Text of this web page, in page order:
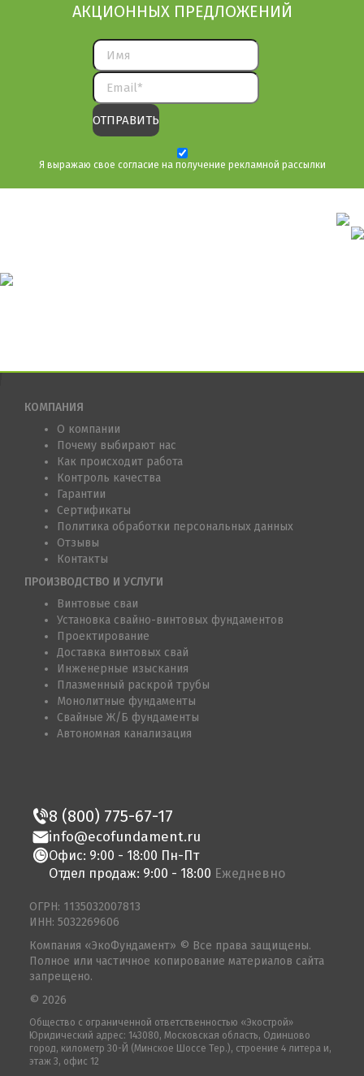
АКЦИОННЫХ ПРЕДЛОЖЕНИЙ
Я выражаю свое согласие на получение рекламной рассылки
КОМПАНИЯ
О компании
Почему выбирают нас
Как происходит работа
Контроль качества
Гарантии
Сертификаты
Политика обработки персональных данных
Отзывы
Контакты
ПРОИЗВОДСТВО И УСЛУГИ
Винтовые сваи
Установка свайно-винтовых фундаментов
Проектирование
Доставка винтовых свай
Инженерные изыскания
Плазменный раскрой трубы
Монолитные фундаменты
Свайные Ж/Б фундаменты
Автономная канализация
8 (800) 775-67-17
info@ecofundament.ru
Офис: 9:00 - 18:00 Пн-Пт
Отдел продаж: 9:00 - 18:00 Ежедневно
Общество с ограниченной ответственностью «Экострой»
Юридический адрес: 143080, Московская область, Одинцово
город, километр 30-Й (Минское Шоссе Тер.), строение 4 литера и,
этаж 3, офис 12
ОГРН: 1135032007813
ИНН: 5032269606
Компания «ЭкоФундамент» © Все права защищены.
Полное или частичное копирование материалов сайта
запрещено.
© 2026